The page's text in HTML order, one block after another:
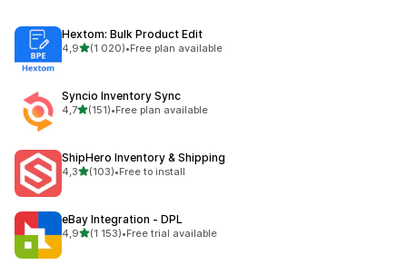
Hextom: Bulk Product Edit
4,9na 5 gwiazdek
(1 020)
Łączna liczba recenzji: 1020
•Free plan available
Syncio Inventory Sync
4,7na 5 gwiazdek
(151)
Łączna liczba recenzji: 151
•Free plan available
ShipHero Inventory & Shipping
4,3na 5 gwiazdek
(103)
Łączna liczba recenzji: 103
•Free to install
eBay Integration ‑ DPL
4,9na 5 gwiazdek
(1 153)
Łączna liczba recenzji: 1153
•Free trial available